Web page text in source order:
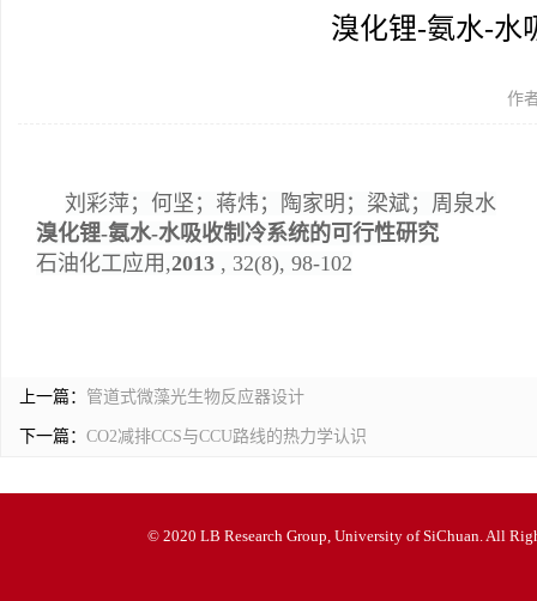
溴化锂-氨水-水
作
刘彩萍；何坚；蒋炜；陶家明；梁斌；周泉水
溴化锂-氨水-水吸收制冷系统的可行性研究
石油化工应用 ,2013 , 32(8), 98-102
上一篇： 管道式微藻光生物反应器设计
下一篇： CO2减排CCS与CCU路线的热力学认识
© 2020 LB Research Group, University of SiChuan. All